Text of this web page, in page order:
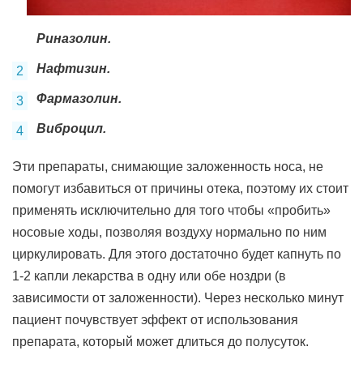
Риназолин.
Нафтизин.
Фармазолин.
Виброцил.
Эти препараты, снимающие заложенность носа, не
помогут избавиться от причины отека, поэтому их стоит
применять исключительно для того чтобы «пробить»
носовые ходы, позволяя воздуху нормально по ним
циркулировать. Для этого достаточно будет капнуть по
1-2 капли лекарства в одну или обе ноздри (в
зависимости от заложенности). Через несколько минут
пациент почувствует эффект от использования
препарата, который может длиться до полусуток.